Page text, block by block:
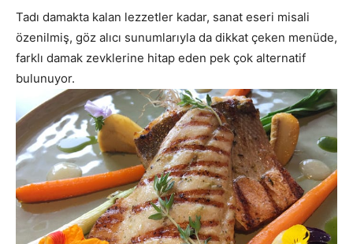
Tadı damakta kalan lezzetler kadar, sanat eseri misali
özenilmiş, göz alıcı sunumlarıyla da dikkat çeken menüde,
farklı damak zevklerine hitap eden pek çok alternatif
bulunuyor.